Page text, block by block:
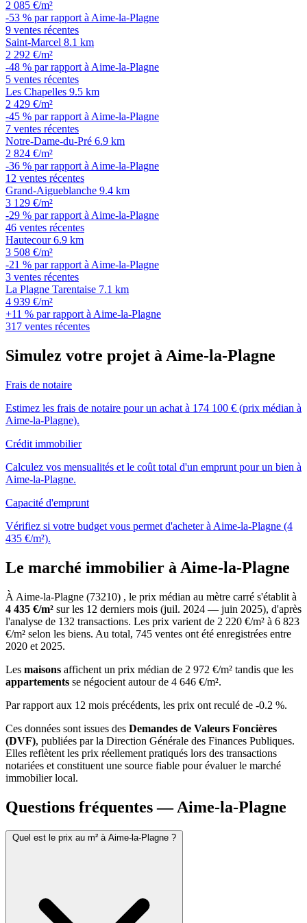
2 085 €/m²
-53 % par rapport à Aime-la-Plagne
9 ventes récentes
Saint-Marcel 8.1 km
2 292 €/m²
-48 % par rapport à Aime-la-Plagne
5 ventes récentes
Les Chapelles 9.5 km
2 429 €/m²
-45 % par rapport à Aime-la-Plagne
7 ventes récentes
Notre-Dame-du-Pré 6.9 km
2 824 €/m²
-36 % par rapport à Aime-la-Plagne
12 ventes récentes
Grand-Aigueblanche 9.4 km
3 129 €/m²
-29 % par rapport à Aime-la-Plagne
46 ventes récentes
Hautecour 6.9 km
3 508 €/m²
-21 % par rapport à Aime-la-Plagne
3 ventes récentes
La Plagne Tarentaise 7.1 km
4 939 €/m²
+11 % par rapport à Aime-la-Plagne
317 ventes récentes
Simulez votre projet à Aime-la-Plagne
Frais de notaire
Estimez les frais de notaire pour un achat à 174 100 € (prix médian à
Aime-la-Plagne).
Crédit immobilier
Calculez vos mensualités et le coût total d'un emprunt pour un bien à
Aime-la-Plagne.
Capacité d'emprunt
Vérifiez si votre budget vous permet d'acheter à Aime-la-Plagne (4
435 €/m²).
Le marché immobilier à Aime-la-Plagne
À Aime-la-Plagne (73210) , le prix médian au mètre carré s'établit à
4 435 €/m² sur les 12 derniers mois (juil. 2024 — juin 2025), d'après
l'analyse de 132 transactions. Les prix varient de 2 220 €/m² à 6 823
€/m² selon les biens. Au total, 745 ventes ont été enregistrées entre
2020 et 2025.
Les maisons affichent un prix médian de 2 972 €/m² tandis que les
appartements se négocient autour de 4 646 €/m².
Par rapport aux 12 mois précédents, les prix ont reculé de -0.2 %.
Ces données sont issues des Demandes de Valeurs Foncières
(DVF), publiées par la Direction Générale des Finances Publiques.
Elles reflètent les prix réellement pratiqués lors des transactions
notariées et constituent une source fiable pour évaluer le marché
immobilier local.
Questions fréquentes — Aime-la-Plagne
Quel est le prix au m² à Aime-la-Plagne ?